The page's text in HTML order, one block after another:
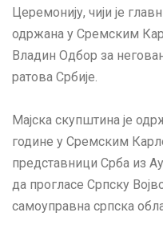
Церемонију, чији је
одржана у Сремским
Владин Одбор за
ратова Србије.
Мајска скупштина је
године у Сремским
представници Срба из
да прогласе Српску
самоуправна српска